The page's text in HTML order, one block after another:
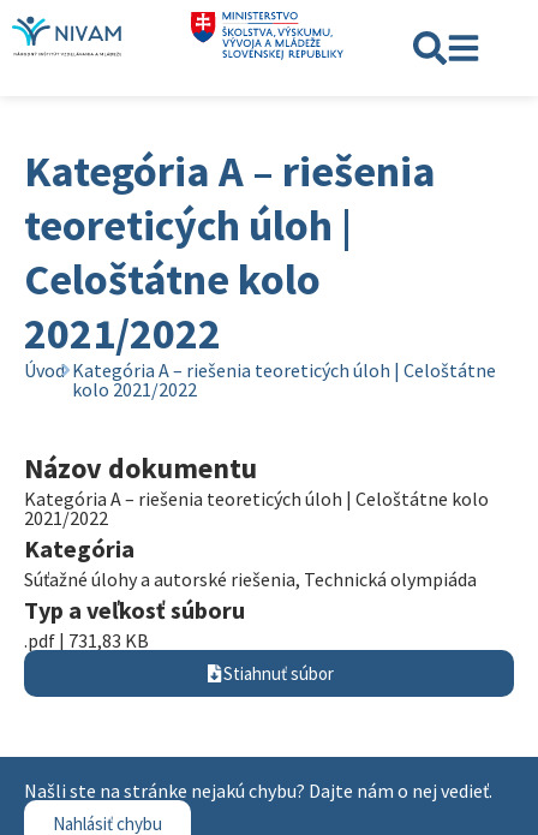
Kategória A – riešenia
teoreticých úloh |
Celoštátne kolo
2021/2022
Úvod Kategória A – riešenia teoreticých úloh | Celoštátne
kolo 2021/2022
Názov dokumentu
Kategória A – riešenia teoreticých úloh | Celoštátne kolo
2021/2022
Kategória
Súťažné úlohy a autorské riešenia, Technická olympiáda
Typ a veľkosť súboru
.pdf | 731,83 KB
Stiahnuť súbor
Našli ste na stránke nejakú chybu? Dajte nám o nej vedieť.
Nahlásiť chybu